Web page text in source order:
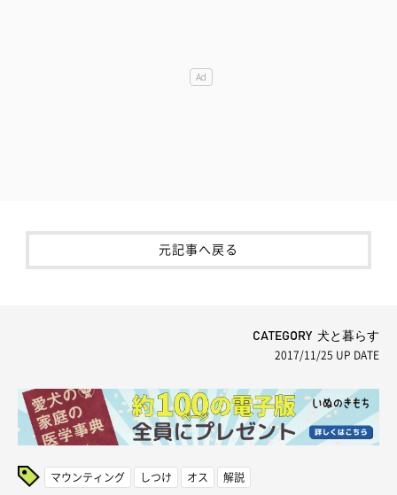
元記事へ戻る
CATEGORY 犬と暮らす
2017/11/25 UP DATE
マウンティング しつけ オス 解説